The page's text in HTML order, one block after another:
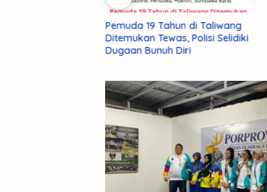
Pemuda 19 Tahun di Taliwang
Ditemukan Tewas, Polisi Selidiki
Dugaan Bunuh Diri